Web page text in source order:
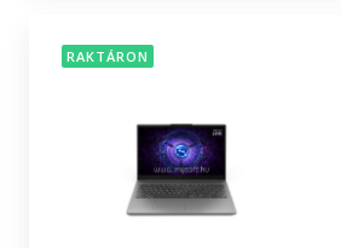
RAKTÁRON